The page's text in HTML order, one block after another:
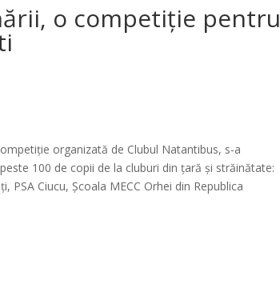
o competiţie pentru
organizată de Clubul Natantibus, s-a
100 de copii de la cluburi din ţară şi străinătate:
PSA Ciucu, Şcoala MECC Orhei din Republica